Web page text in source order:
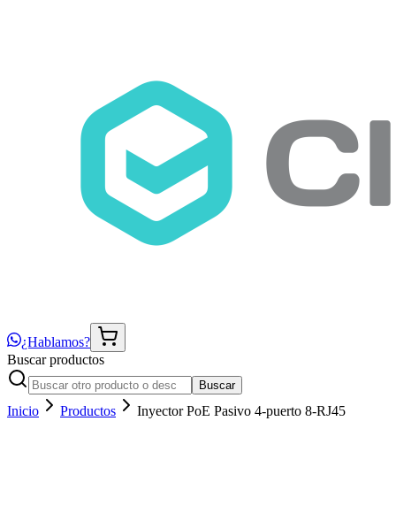
¿Hablamos?
Buscar productos
Buscar
Inicio Productos Inyector PoE Pasivo 4-puerto 8-RJ45